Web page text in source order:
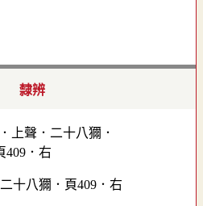
隸辨
十八獮．頁409．右